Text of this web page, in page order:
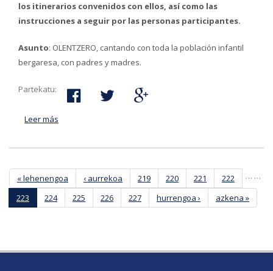
los itinerarios convenidos con ellos, así como las
instrucciones a seguir por las personas participantes.
Asunto: OLENTZERO, cantando con toda la población infantil
bergaresa, con padres y madres.
Partekatu:
Leer más
diciembre
Páginas
« lehenengoa ‹ aurrekoa …
219 220 221
222
223
224 225 226 227
…
hurrengoa ›
azkena »